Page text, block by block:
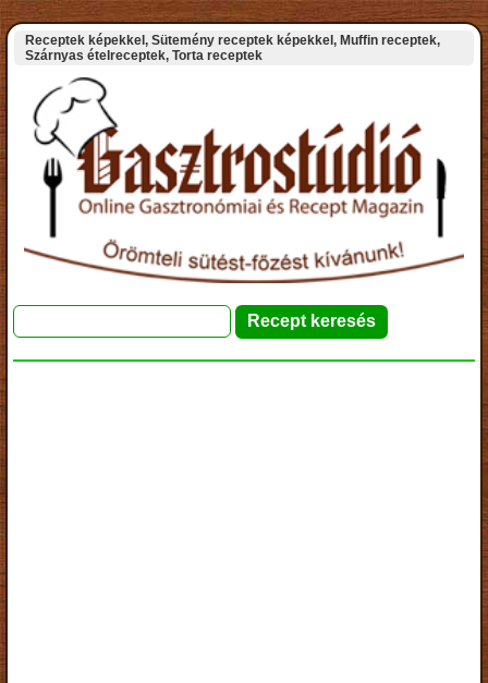
Receptek képekkel, Sütemény receptek képekkel, Muffin receptek,
Szárnyas ételreceptek, Torta receptek